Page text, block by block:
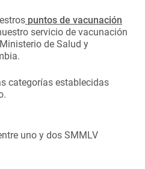
puntos de vacunación
servicio de vacunación
de Salud y
categorías establecidas
uno y dos SMMLV